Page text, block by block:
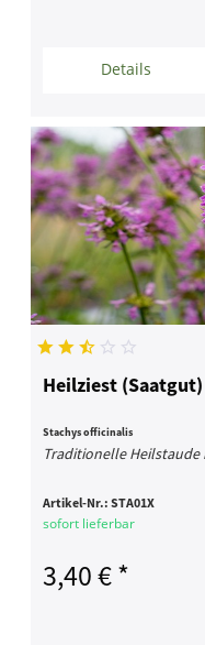
Details
Heilziest (Saatgut)
Stachys officinalis
Traditionelle
Artikel-Nr.:STA01X
sofort lieferbar
3,40 € *